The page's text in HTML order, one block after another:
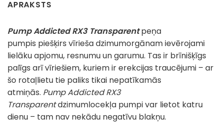
APRAKSTS
Pump Addicted RX3 Transparentpeņa
pumpis piešķirs vīrieša dzimumorgānam ievērojami
lielāku apjomu, resnumu un garumu. Tas ir brīnišķīgs
palīgs arī vīriešiem, kuriem ir erekcijas traucējumi – ar
šo rotaļlietu tie paliks tikai nepatīkamās
atmiņās. Pump Addicted RX3
Transparentdzimumlocekļa pumpi var lietot katru
dienu – tam nav nekādu negatīvu blakņu.